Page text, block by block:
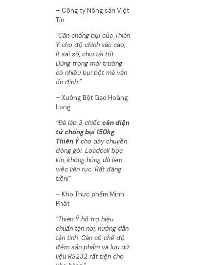
– Công ty Nông sản Việt
Tín
“Cân chống bụi của Thiên
Ý cho độ chính xác cao,
ít sai số, chịu tải tốt.
Dùng trong môi trường
có nhiều bụi bột mà vẫn
ổn định.”
– Xưởng Bột Gạo Hoàng
Long
“Đã lắp 3 chiếc cân điện
tử chống bụi 150kg
Thiên Ýcho dây chuyền
đóng gói. Loadcell bọc
kín, không hỏng dù làm
việc liên tục. Rất đáng
tiền!”
– Kho Thực phẩm Minh
Phát
“Thiên Ý hỗ trợ hiệu
chuẩn tận nơi, hướng dẫn
tận tình. Cân có chế độ
đếm sản phẩm và lưu dữ
liệu RS232 rất tiện cho